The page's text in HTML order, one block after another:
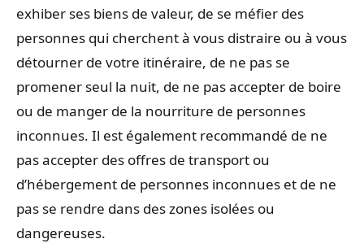
exhiber ses biens de valeur, de se méfier des
personnes qui cherchent à vous distraire ou à vous
détourner de votre itinéraire, de ne pas se
promener seul la nuit, de ne pas accepter de boire
ou de manger de la nourriture de personnes
inconnues. Il est également recommandé de ne
pas accepter des offres de transport ou
d’hébergement de personnes inconnues et de ne
pas se rendre dans des zones isolées ou
dangereuses.